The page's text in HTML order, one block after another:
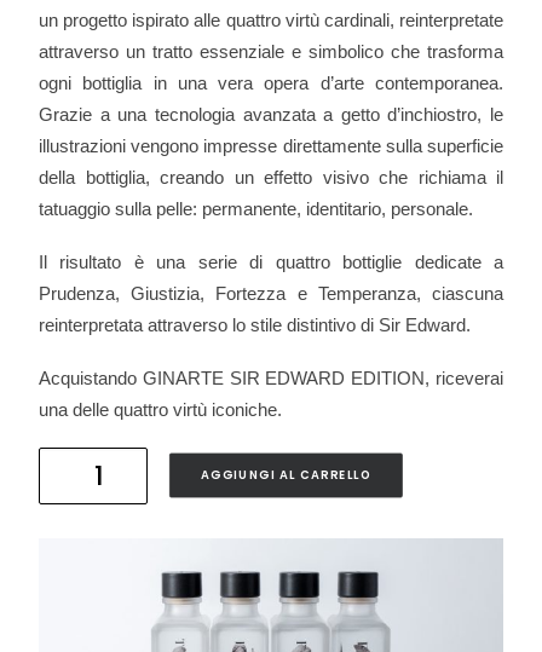
un progetto ispirato alle quattro virtù cardinali, reinterpretate
attraverso un tratto essenziale e simbolico che trasforma
ogni bottiglia in una vera opera d’arte contemporanea.
Grazie a una tecnologia avanzata a getto d’inchiostro, le
illustrazioni vengono impresse direttamente sulla superficie
della bottiglia, creando un effetto visivo che richiama il
tatuaggio sulla pelle: permanente, identitario, personale.
Il risultato è una serie di quattro bottiglie dedicate a
Prudenza, Giustizia, Fortezza e Temperanza, ciascuna
reinterpretata attraverso lo stile distintivo di Sir Edward.
Acquistando GINARTE SIR EDWARD EDITION, riceverai
una delle quattro virtù iconiche.
GINARTE
AGGIUNGI AL CARRELLO